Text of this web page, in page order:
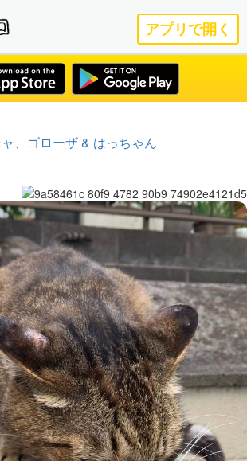
アプリで開く
、ゴローザ & はっちゃん